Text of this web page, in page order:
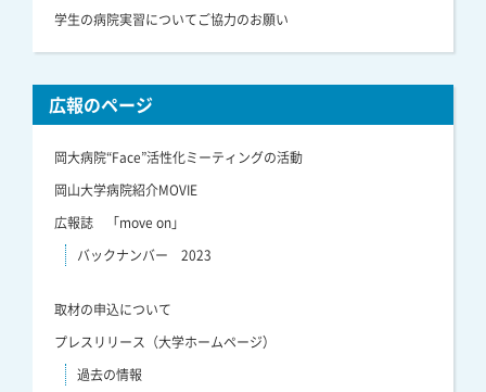
学生の病院実習についてご協力のお願い
広報のページ
岡大病院“Face”活性化ミーティングの活動
岡山大学病院紹介MOVIE
広報誌 「move on」
バックナンバー 2023
取材の申込について
プレスリリース（大学ホームページ）
過去の情報